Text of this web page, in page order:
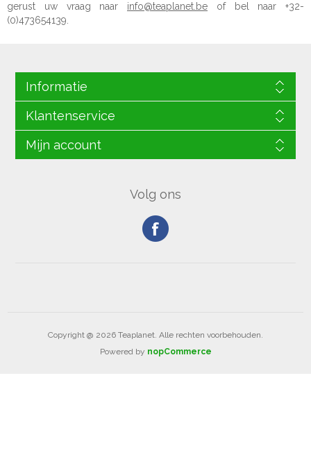
gerust uw vraag naar info@teaplanet.be of bel naar +32-
(0)473654139.
Informatie
Klantenservice
Mijn account
Volg ons
Copyright @ 2026 Teaplanet. Alle rechten voorbehouden.
Powered by nopCommerce